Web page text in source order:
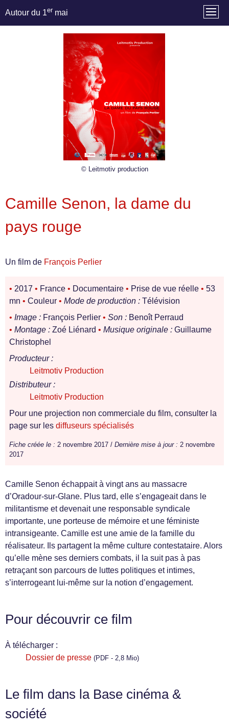
Autour du 1er mai
© Leitmotiv production
Camille Senon, la dame du
pays rouge
Un film de François Perlier
• 2017 • France • Documentaire • Prise de vue réelle • 53
mn • Couleur • Mode de production : Télévision
• Image : François Perlier • Son : Benoît Perraud
• Montage : Zoé Liénard • Musique originale : Guillaume
Christophel
Producteur :
Leitmotiv Production
Distributeur :
Leitmotiv Production
Pour une projection non commerciale du film, consulter la
page sur les diffuseurs spécialisés
Fiche créée le : 2 novembre 2017 / Dernière mise à jour : 2 novembre
2017
Camille Senon échappait à vingt ans au massacre
d’Oradour-sur-Glane. Plus tard, elle s’engageait dans le
militantisme et devenait une responsable syndicale
importante, une porteuse de mémoire et une féministe
intransigeante. Camille est une amie de la famille du
réalisateur. Ils partagent la même culture contestataire. Alors
qu’elle mène ses derniers combats, il la suit pas à pas
retraçant son parcours de luttes politiques et intimes,
s’interrogeant lui-même sur la notion d’engagement.
Pour découvrir ce film
À télécharger :
Dossier de presse (PDF - 2,8 Mio)
Le film dans la Base cinéma &
société